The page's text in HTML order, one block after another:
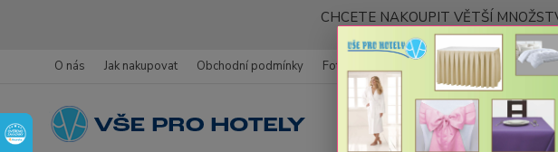
CHCETE NAKOUPIT VĚTŠÍ
O nás Jak nakupovat Obchodní podmínky Fotogalerie Kontakty